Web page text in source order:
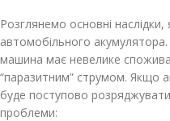
Розглянемо основні
автомобільного
машина має невелике
“паразитним” струмом. Якщо
буде поступово
проблеми: